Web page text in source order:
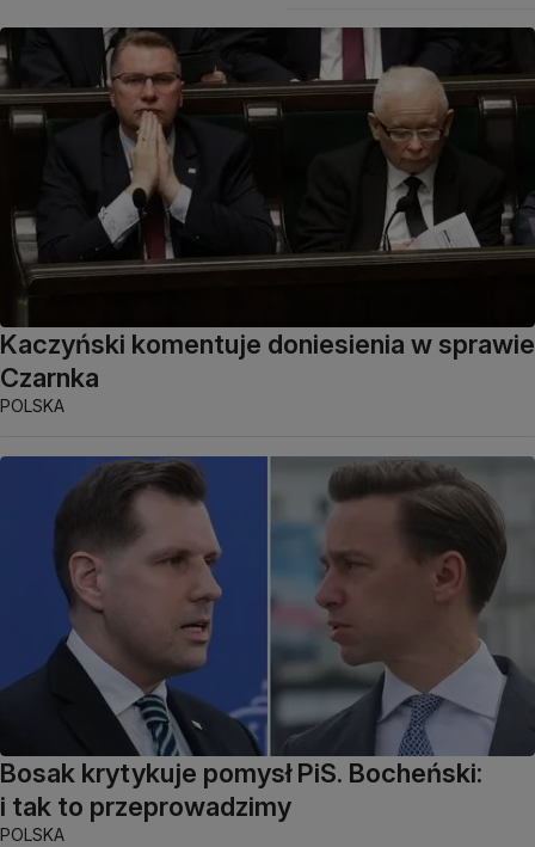
Kaczyński komentuje doniesienia w sprawie
Czarnka
POLSKA
Bosak krytykuje pomysł PiS. Bocheński:
i tak to przeprowadzimy
POLSKA